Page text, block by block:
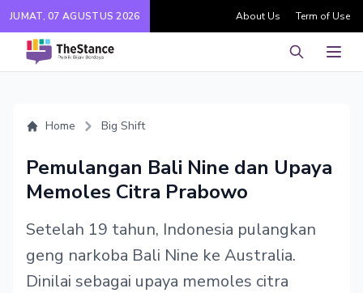
JUMAT, 07 AGUSTUS 2026 About Us Term of Use
Pencarian
Home Big Shift
Pemulangan Bali Nine dan Upaya
Memoles Citra Prabowo
Setelah 19 tahun, Indonesia pulangkan
geng narkoba Bali Nine ke Australia.
Dinilai sebagai upaya memoles citra